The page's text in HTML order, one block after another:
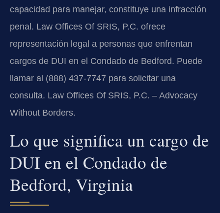
capacidad para manejar, constituye una infracción
penal. Law Offices Of SRIS, P.C. ofrece
representación legal a personas que enfrentan
cargos de DUI en el Condado de Bedford. Puede
llamar al (888) 437-7747 para solicitar una
consulta. Law Offices Of SRIS, P.C. – Advocacy
Without Borders.
Lo que significa un cargo de
DUI en el Condado de
Bedford, Virginia